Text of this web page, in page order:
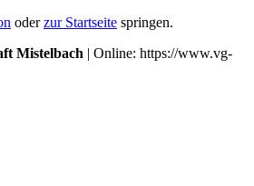
oderzur Startseite springen.
Mistelbach | Online: https://www.vg-